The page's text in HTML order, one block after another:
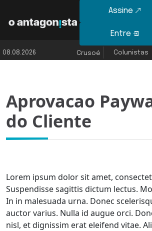
Assine
Entre
08.08.2026 Crusoé Colunistas
Aprovacao
do Cliente
Lorem ipsum dolor sit amet,
Suspendisse sagittis dictum lectus.
In in malesuada urna. Donec
auctor varius. Nulla id augue orci.
nisl, et dignissim erat eleifend vitae.